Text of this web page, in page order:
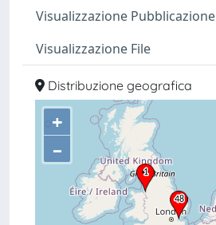
Visualizzazione Pubblicazione
Visualizzazione File
Distribuzione geografica
+
–